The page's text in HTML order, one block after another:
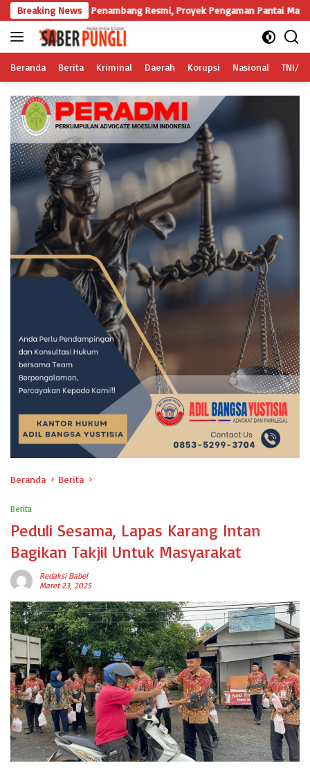
Langsung
ke
konten
Breaking News
Penambang Resmi, Proyek Pengaman Pantai Mandiri Sejati Sudah
Beranda Berita Kriminal Daerah Korupsi Nasional TNI/
Beranda Berita
Berita
Peduli Sesama, Lapas Karang Intan
Bagikan Takjil Untuk Masyarakat
Redaksi Babel
Maret 23, 2025